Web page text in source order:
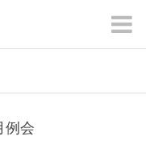
例会